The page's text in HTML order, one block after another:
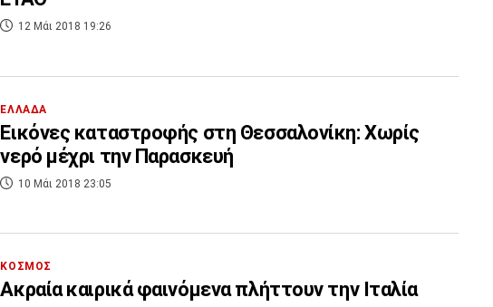
12 Μάι 2018 19:26
ΕΛΛΑΔΑ
Εικόνες καταστροφής στη Θεσσαλονίκη: Χωρίς
νερό μέχρι την Παρασκευή
10 Μάι 2018 23:05
ΚΟΣΜΟΣ
Ακραία καιρικά φαινόμενα πλήττουν την Ιταλία